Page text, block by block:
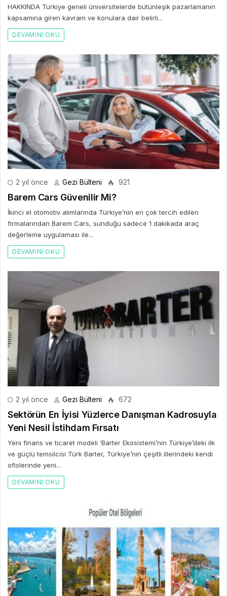
HAKKINDA Türkiye geneli üniversitelerde bütünleşik pazarlamanın
kapsamına giren kavram ve konulara dair belirli...
DEVAMINI OKU
2 yıl önce Gezi Bülteni 921
Barem Cars Güvenilir Mi?
İkinci el otomotiv alımlarında Türkiye’nin en çok tercih edilen
firmalarından Barem Cars, sunduğu sadece 1 dakikada araç
değerleme uygulaması ile...
DEVAMINI OKU
2 yıl önce Gezi Bülteni 672
Sektörün En İyisi Yüzlerce Danışman Kadrosuyla
Yeni Nesil İstihdam Fırsatı
Yeni finans ve ticaret modeli ‘Barter Ekosistemi’nin Türkiye’deki ilk
ve güçlü temsilcisi Türk Barter, Türkiye’nin çeşitli illerindeki kendi
ofislerinde yeni...
DEVAMINI OKU